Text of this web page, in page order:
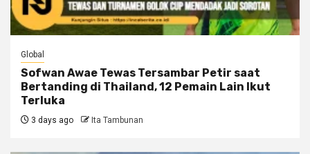
Global
Sofwan Awae Tewas Tersambar Petir saat
Bertanding di Thailand, 12 Pemain Lain Ikut
Terluka
3 days ago Ita Tambunan